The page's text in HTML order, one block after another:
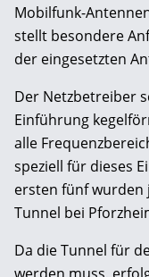
Mobilfunk-
stellt besondere
der eingesetzten
Der Netzbetreiber
Einführung
alle
speziell für dieses
ersten fünf wurden
Tunnel bei
Da die Tunnel für
werden muss,